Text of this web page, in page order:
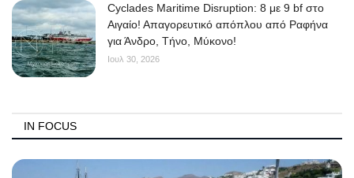
Cyclades Maritime Disruption: 8 με 9 bf στο
Αιγαίο! Απαγορευτικό απόπλου από Ραφήνα
για Άνδρο, Τήνο, Μύκονο!
Ιουλ 30, 2026
IN FOCUS